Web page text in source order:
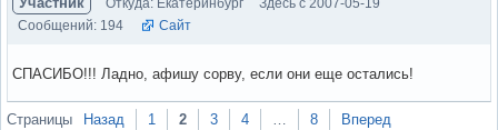
Откуда: Екатеринбург
Здесь с 2007-05-19
Сообщений: 194
Сайт
СПАСИБО!!! Ладно, афишу сорву, если они еще остались!
Вне форума
Страницы Назад 1 2 3 4 … 8 Вперед